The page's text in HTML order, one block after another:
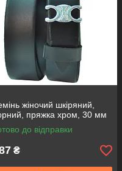
жіночий шкіряний,
пряжка хром, 30 мм
до відправки
₴